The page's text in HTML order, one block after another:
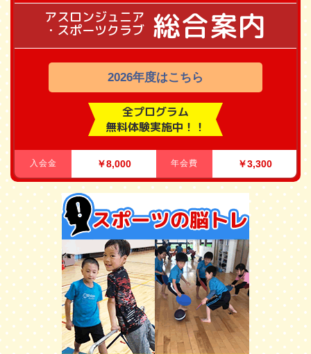
アスロンジュニア
・スポーツクラブ 総合案内
2026年度はこちら
全プログラム
無料体験実施中！！
入会金 ￥8,000 年会費 ￥3,300